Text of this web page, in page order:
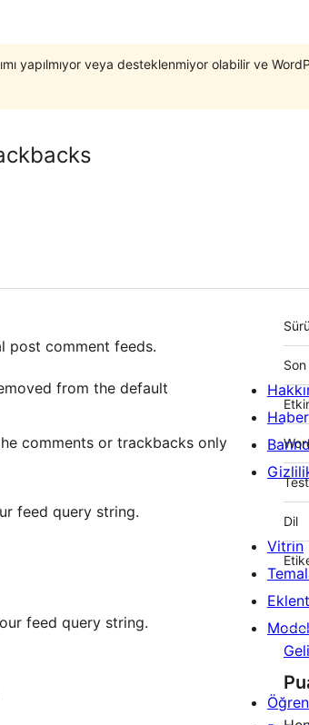
yapılmıyor veya desteklenmiyor olabilir ve
post comment feeds.
from the default
comments or trackbacks only
feed query string.
feed query string.
Dil
Vitrin
Öğren